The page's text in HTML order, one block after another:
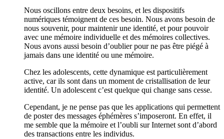
Nous oscillons entre deux besoins, et les dispositifs
numériques témoignent de ces besoin. Nous avons besoin de
nous souvenir, pour maintenir une identité, et pour pouvoir
avec une mémoire individuelle et des mémoires collectives.
Nous avons aussi besoin d’oublier pour ne pas être piégé à
jamais dans une identité ou une mémoire.
Chez les adolescents, cette dynamique est particulièrement
active, car ils sont dans un moment de cristallisation de leur
identité. Un adolescent c’est quelque qui change sans cesse.
Cependant, je ne pense pas que les applications qui permettent
de poster des messages éphémères s’imposeront. En effet, il
me semble que la mémoire et l’oubli sur Internet sont d’abord
des transactions entre les individus.